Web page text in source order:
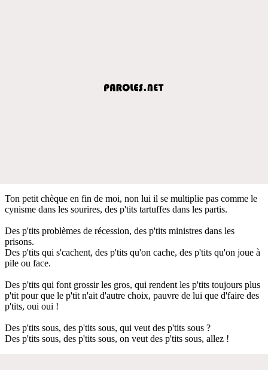
Ton petit chèque en fin de moi, non lui il se multiplie pas comme le
cynisme dans les sourires, des p'tits tartuffes dans les partis.
Des p'tits problèmes de récession, des p'tits ministres dans les
prisons.
Des p'tits qui s'cachent, des p'tits qu'on cache, des p'tits qu'on joue à
pile ou face.
Des p'tits qui font grossir les gros, qui rendent les p'tits toujours plus
p'tit pour que le p'tit n'ait d'autre choix, pauvre de lui que d'faire des
p'tits, oui oui !
Des p'tits sous, des p'tits sous, qui veut des p'tits sous ?
Des p'tits sous, des p'tits sous, on veut des p'tits sous, allez !